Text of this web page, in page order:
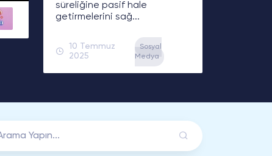
süreliğine pasif hale
getirmelerini sağ...
10 Temmuz
2025
Sosyal
Medya